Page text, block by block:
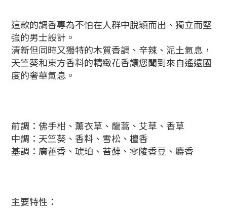
這款的調香專為不怕在人群中脫穎而出、獨立而堅
強的男士設計。
清新但同時又獨特的木質香調、辛辣、泥土氣息，
天竺葵和東方香料的精緻花香讓您聞到來自遙遠國
度的奢華氣息。
前調：佛手柑、薰衣草、龍蒿、艾草、香草
中調：天竺葵、香料、雪松、檀香
基調：廣藿香、琥珀、苔蘚、零陵香豆、麝香
主要特性：